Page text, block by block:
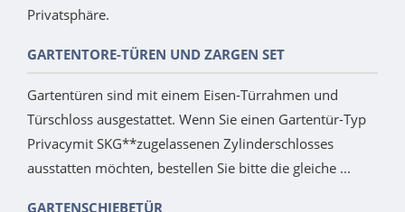
Privatsphäre.
GARTENTORE-TÜREN UND ZARGEN SET
Gartentüren sind mit einem Eisen-Türrahmen und
Türschloss ausgestattet. Wenn Sie einen Gartentür-Typ
Privacymit SKG**zugelassenen Zylinderschlosses
ausstatten möchten, bestellen Sie bitte die gleiche ...
GARTENSCHIEBETÜR